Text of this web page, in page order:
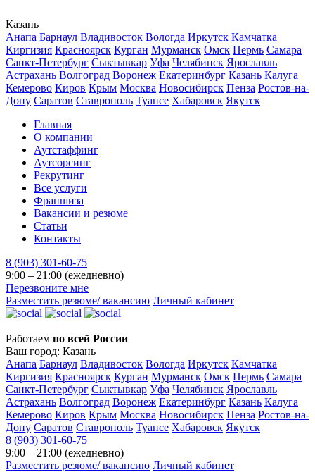
Казань
Анапа Барнаул Владивосток Вологда Иркутск Камчатка
Киргизия Красноярск Курган Мурманск Омск Пермь Самара
Санкт-Петербург Сыктывкар Уфа Челябинск Ярославль
Астрахань Волгоград Воронеж Екатеринбург Казань Калуга
Кемерово Киров Крым Москва Новосибирск Пенза Ростов-на-
Дону Саратов Ставрополь Туапсе Хабаровск Якутск
Главная
О компании
Аутстаффинг
Аутсорсинг
Рекрутинг
Все услуги
Франшиза
Вакансии и резюме
Статьи
Контакты
8 (903) 301-60-75
9:00 – 21:00 (ежедневно)
Перезвоните мне
Разместить резюме/ вакансию Личный кабинет
Работаем по всей России
Ваш город: Казань
Анапа Барнаул Владивосток Вологда Иркутск Камчатка
Киргизия Красноярск Курган Мурманск Омск Пермь Самара
Санкт-Петербург Сыктывкар Уфа Челябинск Ярославль
Астрахань Волгоград Воронеж Екатеринбург Казань Калуга
Кемерово Киров Крым Москва Новосибирск Пенза Ростов-на-
Дону Саратов Ставрополь Туапсе Хабаровск Якутск
8 (903) 301-60-75
9:00 – 21:00 (ежедневно)
Разместить резюме/ вакансию Личный кабинет